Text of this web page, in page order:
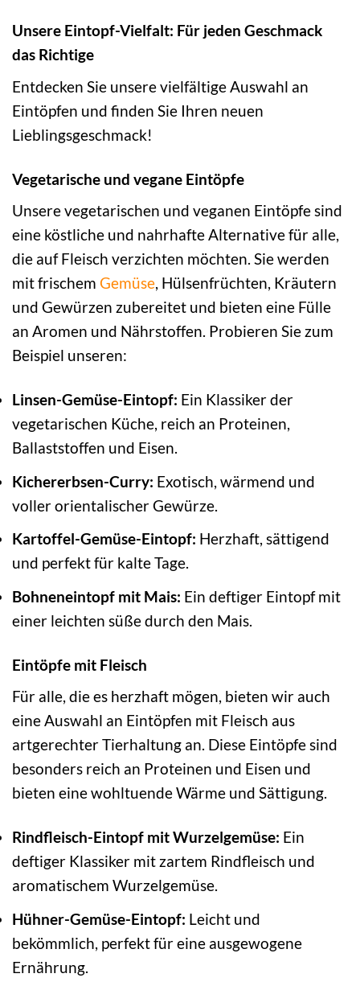
Unsere Eintopf-Vielfalt: Für jeden Geschmack
das Richtige
Entdecken Sie unsere vielfältige Auswahl an
Eintöpfen und finden Sie Ihren neuen
Lieblingsgeschmack!
Vegetarische und vegane Eintöpfe
Unsere vegetarischen und veganen Eintöpfe sind
eine köstliche und nahrhafte Alternative für alle,
die auf Fleisch verzichten möchten. Sie werden
mit frischem Gemüse, Hülsenfrüchten, Kräutern
und Gewürzen zubereitet und bieten eine Fülle
an Aromen und Nährstoffen. Probieren Sie zum
Beispiel unseren:
Linsen-Gemüse-Eintopf: Ein Klassiker der
vegetarischen Küche, reich an Proteinen,
Ballaststoffen und Eisen.
Kichererbsen-Curry: Exotisch, wärmend und
voller orientalischer Gewürze.
Kartoffel-Gemüse-Eintopf: Herzhaft, sättigend
und perfekt für kalte Tage.
Bohneneintopf mit Mais: Ein deftiger Eintopf mit
einer leichten süße durch den Mais.
Eintöpfe mit Fleisch
Für alle, die es herzhaft mögen, bieten wir auch
eine Auswahl an Eintöpfen mit Fleisch aus
artgerechter Tierhaltung an. Diese Eintöpfe sind
besonders reich an Proteinen und Eisen und
bieten eine wohltuende Wärme und Sättigung.
Rindfleisch-Eintopf mit Wurzelgemüse: Ein
deftiger Klassiker mit zartem Rindfleisch und
aromatischem Wurzelgemüse.
Hühner-Gemüse-Eintopf: Leicht und
bekömmlich, perfekt für eine ausgewogene
Ernährung.